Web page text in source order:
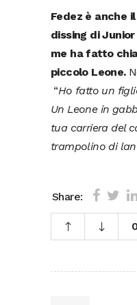
Fedez è anche
dissing di
me ha fatto
piccolo Leone.
“Ho fatto un
Un Leone in
tua carriera del
trampolino di
Share: